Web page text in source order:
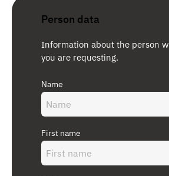
Person data
Information about the person
you are requesting.
Name
First name